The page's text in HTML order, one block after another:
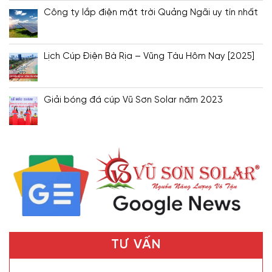
Công ty lắp điện mặt trời Quảng Ngãi uy tín nhất
Lịch Cúp Điện Bà Rịa – Vũng Tàu Hôm Nay [2025]
Giải bóng đá cúp Vũ Sơn Solar năm 2023
TƯ VẤN